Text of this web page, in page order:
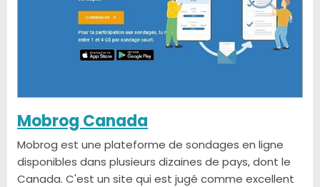
Mobrog Canada
Mobrog est une plateforme de sondages en ligne
disponibles dans plusieurs dizaines de pays, dont le
Canada. C'est un site qui est jugé comme excellent